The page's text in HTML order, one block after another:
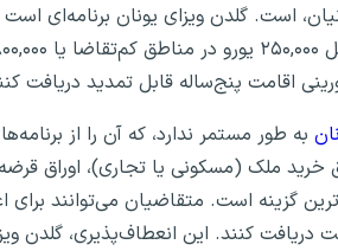
است. گلدن ویزای یونان برنامه‌ای
اقامت پنج‌ساله قابل تمدید دریافت
به طور مستمر ندارد، که آن را از
خرید ملک (مسکونی یا تجاری)، اوراق
دریافت کنند. این انعطاف‌پذیری، گلدن